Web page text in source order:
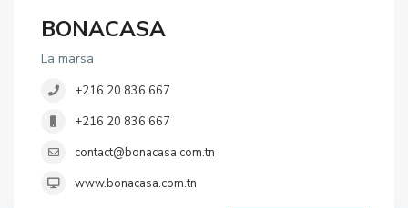
BONACASA
La marsa
+216 20 836 667
+216 20 836 667
contact@bonacasa.com.tn
www.bonacasa.com.tn